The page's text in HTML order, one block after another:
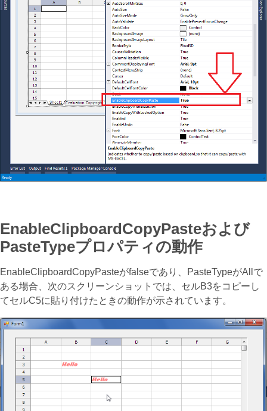
EnableClipboardCopyPasteおよび
PasteTypeプロパティの動作
EnableClipboardCopyPasteがfalseであり、PasteTypeがAllで
ある場合、次のスクリーンショットでは、セルB3をコピーし
てセルC5に貼り付けたときの動作が示されています。